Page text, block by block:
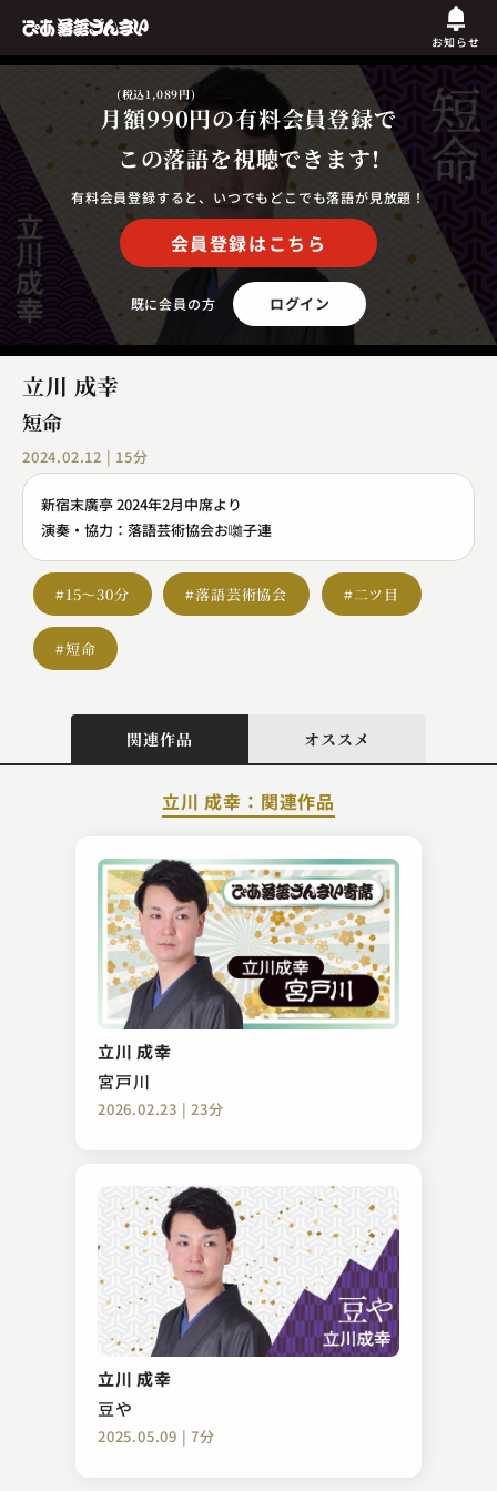
お知らせ
月額990円
(税込1,089円)
の有料会員登録で
この落語を視聴できます!
有料会員登録すると、いつでもどこでも落語が見放題！
会員登録はこちら
既に会員の方 ログイン
立川 成幸
短命
2024.02.12 | 15分
新宿末廣亭 2024年2月中席より
演奏・協力：落語芸術協会お囃子連
#15～30分 #落語芸術協会 #二ツ目
#短命
関連作品 オススメ
立川 成幸：関連作品
立川 成幸
宮戸川
2026.02.23 | 23分
立川 成幸
豆や
2025.05.09 | 7分
初音家 左橋
目黒のさんま
2023.10.25 | 16分
春風亭 愛橋
のっぺらぼう
2023.12.12 | 15分